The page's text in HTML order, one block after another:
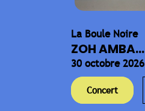
La Boule Noire
ZOH AMBA...
30 octobre 2026
Concert